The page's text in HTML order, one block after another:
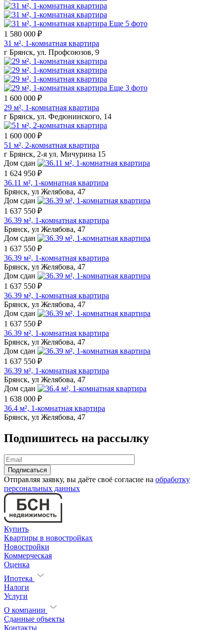
Еще 5 фото
1 580 000 ₽
31 м², 1-комнатная квартира
г Брянск, ул. Профсоюзов, 9
Еще 3 фото
1 600 000 ₽
29 м², 1-комнатная квартира
г Брянск, ул. Федюнинского, 14
1 600 000 ₽
51 м², 2-комнатная квартира
г Брянск, 2-я ул. Мичурина 15
Дом сдан
1 624 950 ₽
36.11 м², 1-комнатная квартира
Брянск, ул Желябова, 47
Дом сдан
1 637 550 ₽
36.39 м², 1-комнатная квартира
Брянск, ул Желябова, 47
Дом сдан
1 637 550 ₽
36.39 м², 1-комнатная квартира
Брянск, ул Желябова, 47
Дом сдан
1 637 550 ₽
36.39 м², 1-комнатная квартира
Брянск, ул Желябова, 47
Дом сдан
1 637 550 ₽
36.39 м², 1-комнатная квартира
Брянск, ул Желябова, 47
Дом сдан
1 637 550 ₽
36.39 м², 1-комнатная квартира
Брянск, ул Желябова, 47
Дом сдан
1 638 000 ₽
36.4 м², 1-комнатная квартира
Брянск, ул Желябова, 47
Подпишитесь на рассылку
Отправляя заявку, вы даёте своё согласие на обработку
персональных данных
Купить
Квартиры в новостройках
Новостройки
Коммерческая
Оценка
Ипотека
Налоги
Услуги
О компании
Сданные объекты
Контакты